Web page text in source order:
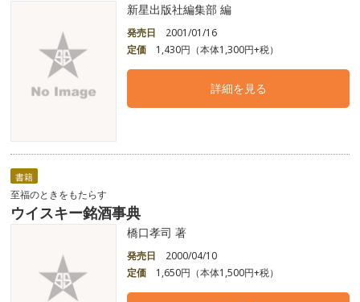
新星出版社編集部 編
発売日
2001/01/16
定価
1,430円（本体1,300円+税）
詳細を見る
書籍
至福のときをもたらす
ウイスキー銘酒事典
橋口孝司 著
発売日
2000/04/10
定価
1,650円（本体1,500円+税）